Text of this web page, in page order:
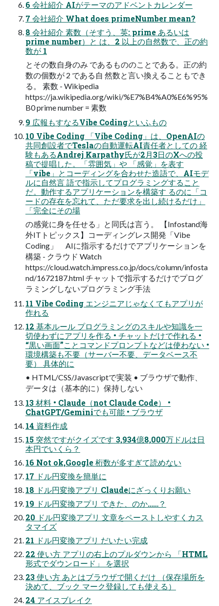
6 会社紹介 AIがテーマのアドベントカレンダー
7 会社紹介 What does primeNumber mean?
8 会社紹介 素数（そすう、英: prime あるいは
prime number）と は、2 以上の自然数で、正の約
数が 1
とその数自身のみ であるもののことである。正の約
数の個数が 2 である自 然数と言い換えることもでき
る。 素数 - Wikipedia
https://ja.wikipedia.org/wiki/%E7%B4%A0%E6%95%
B0 prime number = 素数
9 広報もすなるVibe Codingといふもの
10 Vibe Coding 「Vibe Coding」は、OpenAIの
共同創設者でTeslaの自動運転AI責任者としての 経
験もあるAndrej Karpathy氏が2月3日のXへの投
稿で提唱した。「雰囲気」や 「感覚」を表す
「vibe」とコーディングを合わせた造語で、AIモデ
ルに自然言 語で指示してプログラミングすること
だ。動作するアプリケーションを構築す るのに「コ
ードの存在を忘れて、ただ要求を出し続けるだけ」
「完全にその場
の感覚に身を任せる」と同氏は言う。 【Infostand海
外ITトピックス】コーディングレス開発「Vibe
Coding」 AIに指示するだけでアプリケーションを
構築 - クラウド Watch
https://cloud.watch.impress.co.jp/docs/column/infosta
nd/1672187.html チャットで指示するだけでプログ
ラミングしないプログラミング手法
11 Vibe Coding エンジニアじゃなくてもアプリが
作れる
12 基本ルール プログラミングのスキルや知識を一
切使わずにアプリを作る • チャットだけで作れる •
“黒い画面”ことコマンドプロンプトなどは使わない •
環境構築も不要（サーバー不要、データベース不
要） 具体的に
• HTML/CSS/Javascriptで実装 • ブラウザで動作、
データは（基本的に）保持しない
13 材料 • Claude（not Claude Code） •
ChatGPT/Geminiでも可能 • ブラウザ
14 資料作成
15 突然ですがクイズです 3,934億8,000万ドルは日
本円でいくら？
16 Not ok,Google 桁数が多すぎて読めない
17 ドル円変換を簡単に
18 ドル円変換アプリ Claudeにざっくりお願い
19 ドル円変換アプリ できた、のか……？
20 ドル円変換アプリ 文章をペーストしやすくカス
タマイズ
21 ドル円変換アプリ だいたい完成
22 使い方 アプリの右上のプルダウンから 「HTML
形式でダウンロード」 を選択
23 使い方 あとはブラウザで開くだけ （保存場所を
決めて、ブック マーク登録しても使える）
24 アイスブレイク